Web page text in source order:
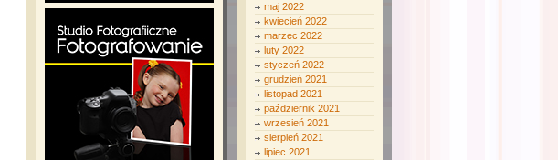
maj 2022
kwiecień 2022
marzec 2022
luty 2022
styczeń 2022
grudzień 2021
listopad 2021
październik 2021
wrzesień 2021
sierpień 2021
lipiec 2021